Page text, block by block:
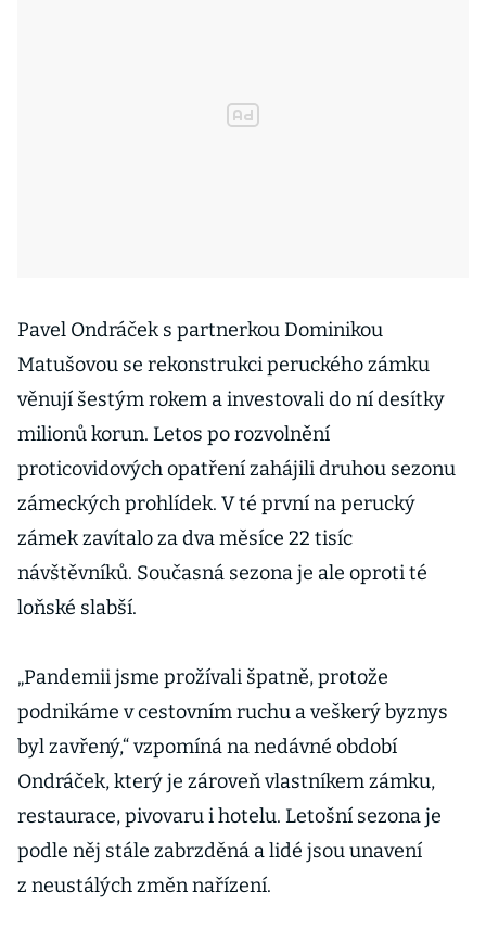
Pavel Ondráček s partnerkou Dominikou
Matušovou se rekonstrukci peruckého zámku
věnují šestým rokem a investovali do ní desítky
milionů korun. Letos po rozvolnění
proticovidových opatření zahájili druhou sezonu
zámeckých prohlídek. V té první na perucký
zámek zavítalo za dva měsíce 22 tisíc
návštěvníků. Současná sezona je ale oproti té
loňské slabší.
„Pandemii jsme prožívali špatně, protože
podnikáme v cestovním ruchu a veškerý byznys
byl zavřený,“ vzpomíná na nedávné období
Ondráček, který je zároveň vlastníkem zámku,
restaurace, pivovaru i hotelu. Letošní sezona je
podle něj stále zabrzděná a lidé jsou unavení
z neustálých změn nařízení.